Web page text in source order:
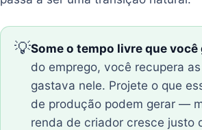
💡Some o tempo livre que você
do emprego, você recupera
gastava nele. Projete o que
de produção podem gerar —
renda de criador cresce justo